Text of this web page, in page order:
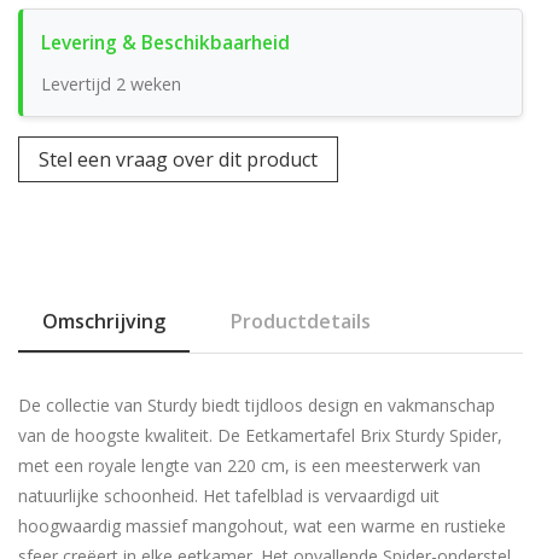
Levertijd 2 weken
Stel een vraag over dit product
Omschrijving Productdetails
De collectie van Sturdy biedt tijdloos design en vakmanschap
van de hoogste kwaliteit. De Eetkamertafel Brix Sturdy Spider,
met een royale lengte van 220 cm, is een meesterwerk van
natuurlijke schoonheid. Het tafelblad is vervaardigd uit
hoogwaardig massief mangohout, wat een warme en rustieke